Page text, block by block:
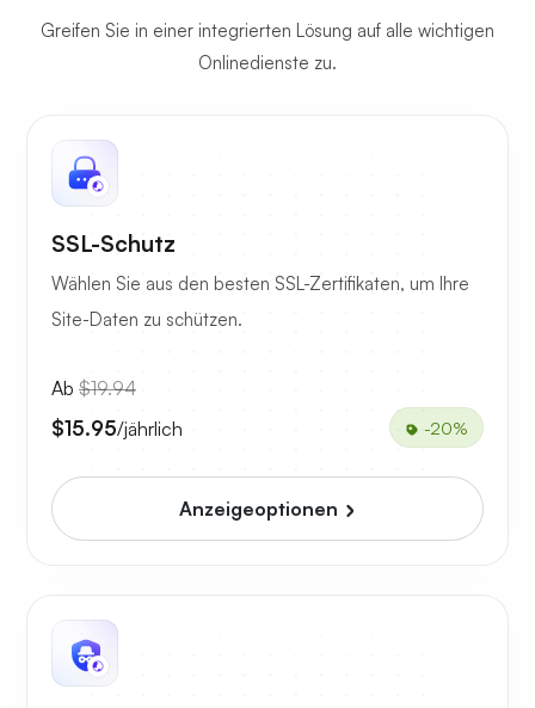
Greifen Sie in einer integrierten Lösung auf alle wichtigen
Onlinedienste zu.
SSL-Schutz
Wählen Sie aus den besten SSL-Zertifikaten, um Ihre
Site-Daten zu schützen.
Ab $19.94
$15.95/jährlich -20%
Anzeigeoptionen